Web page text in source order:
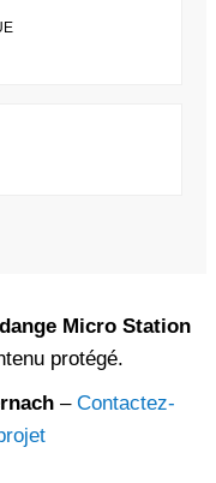
Micro Station
protégé.
– Contactez-